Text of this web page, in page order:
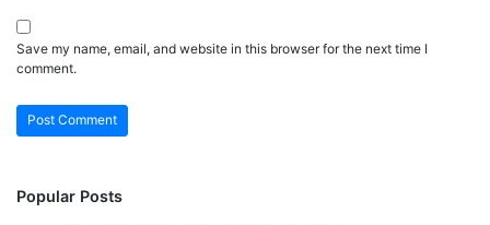
Save my name, email, and website in this browser for the next time I
comment.
Popular Posts